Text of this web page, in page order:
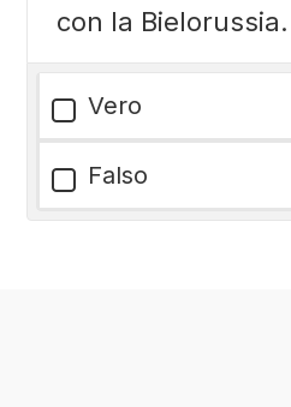
con la Bielorussia.
Vero
Falso